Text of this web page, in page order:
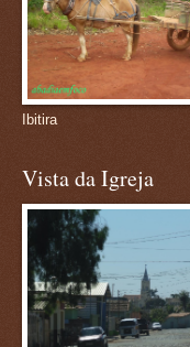
Ibitira
Vista da Igreja